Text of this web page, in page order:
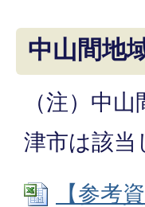
中山間地
（注）中
津市は該当
【参考